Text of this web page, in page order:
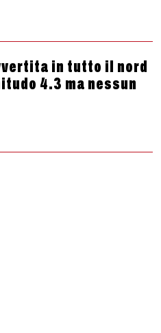
in tutto il nord
4.3 ma nessun